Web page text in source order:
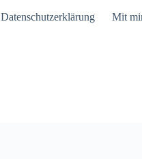
Datenschutzerklärung Mit